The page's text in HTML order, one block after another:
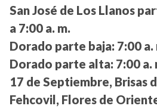
San José de Los Llanos
a 7:00 a. m.
Dorado parte baja: 7:00 a.
Dorado parte alta: 7:00 a.
17 de Septiembre, Brisas
Fehcovil, Flores de